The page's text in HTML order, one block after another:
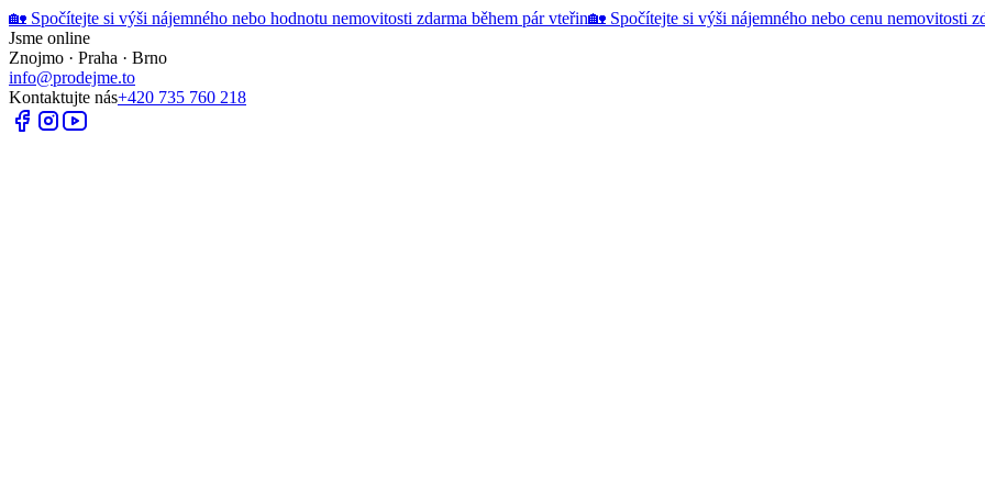
🏡 Spočítejte si výši nájemného nebo hodnotu nemovitosti zdarma během pár vteřin🏡 Spočítejte si výši nájemného nebo cenu nemovitosti
Jsme online
Znojmo · Praha · Brno
info@prodejme.to
Kontaktujte nás+420 735 760 218